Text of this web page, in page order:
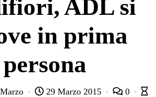
ADL si
in prima
persona
29 Marzo 2015
0